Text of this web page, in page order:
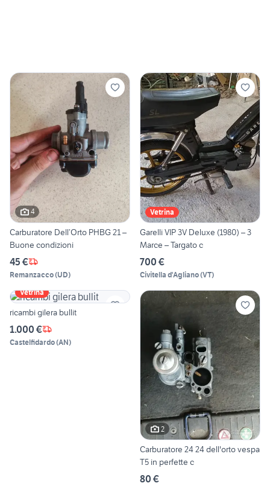
4
Carburatore Dell’Orto PHBG 21 –
Buone condizioni
45 €
Remanzacco(UD)
Vetrina
Garelli VIP 3V Deluxe (1980) – 3
Marce – Targato c
700 €
Civitella d'Agliano(VT)
Vetrina
ricambi gilera bullit
1.000 €
Castelfidardo(AN)
2
Carburatore 24 24 dell'orto vespa
T5 in perfette c
80 €